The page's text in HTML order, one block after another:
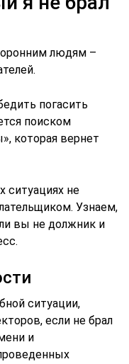
людям –
погасить
поиском
которая вернет
ситуациях не
Узнаем,
вы не должник и
ситуации,
если не брал
и